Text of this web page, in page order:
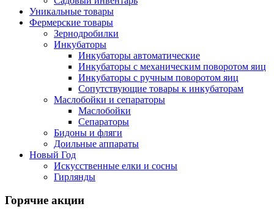
Уникальные товары
Фермерские товары
Зернодробилки
Инкубаторы
Инкубаторы автоматические
Инкубаторы с механическим поворотом яиц
Инкубаторы с ручным поворотом яиц
Сопутствующие товары к инкубаторам
Маслобойки и сепараторы
Маслобойки
Сепараторы
Бидоны и фляги
Доильные аппараты
Новый Год
Искусственные елки и сосны
Гирлянды
Горячие акции